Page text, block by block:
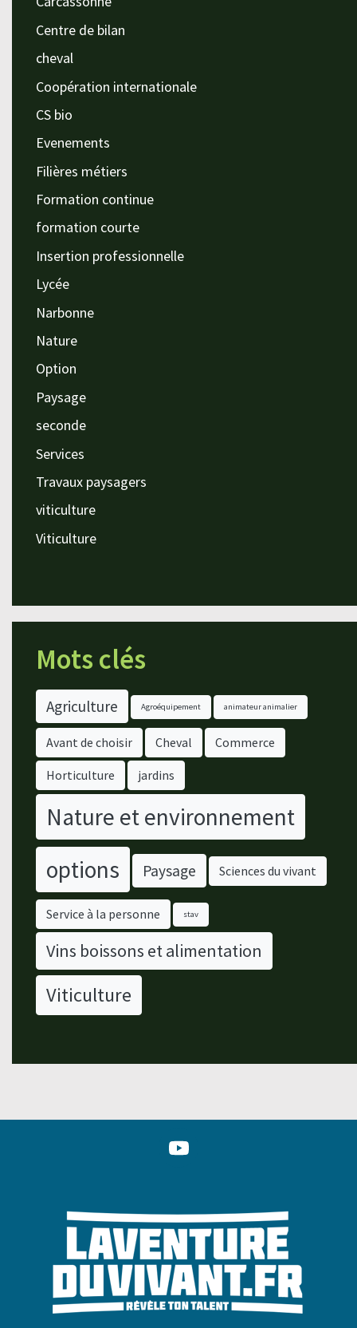
Centre de bilan
cheval
Coopération internationale
CS bio
Evenements
Filières métiers
Formation continue
formation courte
Insertion professionnelle
Lycée
Narbonne
Nature
Option
Paysage
seconde
Services
Travaux paysagers
viticulture
Viticulture
Mots clés
Agriculture Agroéquipement animateur animalier
Avant de choisir Cheval Commerce
Horticulture jardins
Nature et environnement
options
Paysage Sciences du vivant
Service à la personne stav
Vins boissons et alimentation
Viticulture